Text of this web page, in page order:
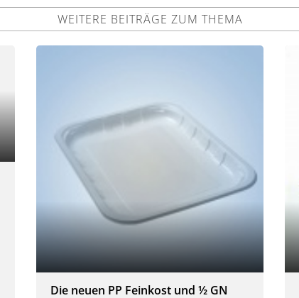
WEITERE BEITRÄGE ZUM THEMA
Die neuen PP Feinkost und ½ GN